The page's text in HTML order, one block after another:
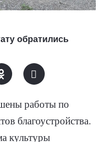
обратились
работы по
благоустройства.
культуры